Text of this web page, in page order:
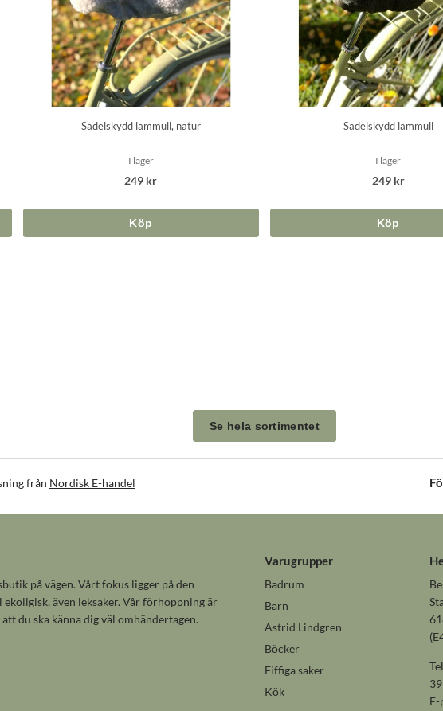
Sadelskydd lammull, natur
I lager
249 kr
Köp
Sadelskydd lammull
I lager
249 kr
Köp
Se hela sortimentet
från Nordisk E-handel
på vägen. Vårt fokus ligger på den
även leksaker. Vår förhoppning är
du ska känna dig väl omhändertagen.
Varugrupper
Badrum
Barn
Astrid Lindgren
Böcker
Fiffiga saker
Kök